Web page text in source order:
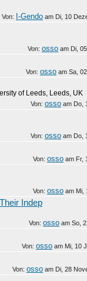
Von: I-Gendo am Di, 10
Von: osso am Di,
Von: osso am Sa,
of Leeds, Leeds, UK
Von: osso am Do,
Von: osso am Do,
Von: osso am Fr,
Von: osso am Mi,
Indep
Von: osso am So,
Von: osso am Mi, 10
Von: osso am Di, 28